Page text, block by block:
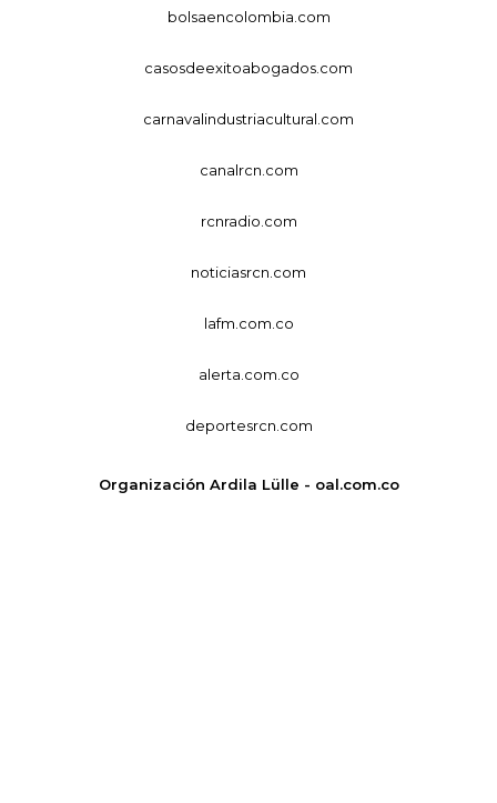
bolsaencolombia.com
casosdeexitoabogados.com
carnavalindustriacultural.com
canalrcn.com
rcnradio.com
noticiasrcn.com
lafm.com.co
alerta.com.co
deportesrcn.com
Organización Ardila Lülle - oal.com.co